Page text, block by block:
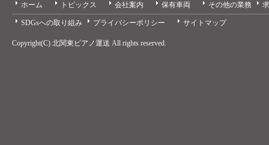
ホーム トピックス 会社案内 保有車両 その他の業務
SDGsへの取り組み プライバシーポリシー サイトマップ
Copyright(C) 北関東ピアノ運送 All rights reserved.